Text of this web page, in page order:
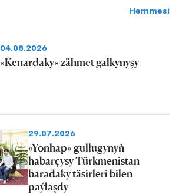
Hemmesi
04.08.2026
«Kenardaky» zähmet galkynyşy
29.07.2026
«Yonhap» gullugynyň
habarçysy Türkmenistan
baradaky täsirleri bilen
paýlaşdy